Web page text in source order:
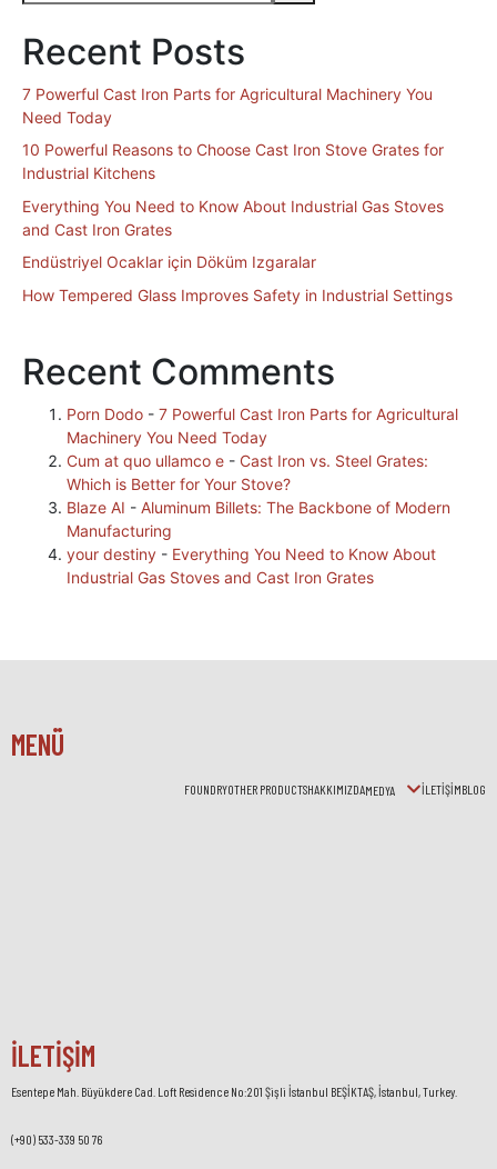
Recent Posts
7 Powerful Cast Iron Parts for Agricultural Machinery You
Need Today
10 Powerful Reasons to Choose Cast Iron Stove Grates for
Industrial Kitchens
Everything You Need to Know About Industrial Gas Stoves
and Cast Iron Grates
Endüstriyel Ocaklar için Döküm Izgaralar
How Tempered Glass Improves Safety in Industrial Settings
Recent Comments
Porn Dodo - 7 Powerful Cast Iron Parts for Agricultural
Machinery You Need Today
Cum at quo ullamco e - Cast Iron vs. Steel Grates:
Which is Better for Your Stove?
Blaze AI - Aluminum Billets: The Backbone of Modern
Manufacturing
your destiny - Everything You Need to Know About
Industrial Gas Stoves and Cast Iron Grates
MENÜ
FOUNDRYOTHER PRODUCTSHAKKIMIZDAMEDYA İLETİŞİMBLOG
İLETİŞİM
Esentepe Mah. Büyükdere Cad. Loft Residence No:201 Şişli İstanbul BEŞİKTAŞ, İstanbul, Turkey.
(+90) 533-339 50 76